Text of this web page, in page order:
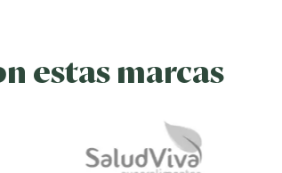
estas marcas